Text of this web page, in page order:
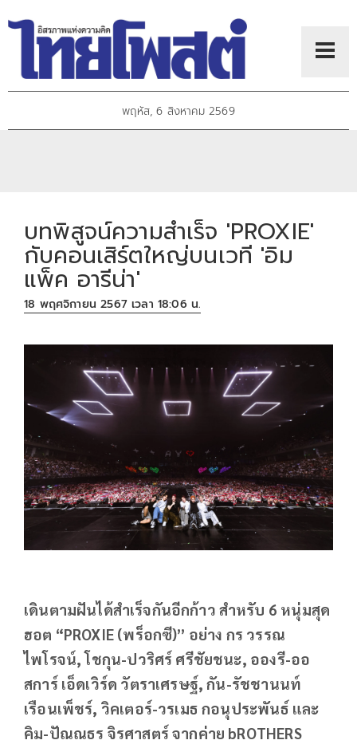
พฤหัส, 6 สิงหาคม 2569
บทพิสูจน์ความสำเร็จ 'PROXIE'
กับคอนเสิร์ตใหญ่บนเวที 'อิม
แพ็ค อารีน่า'
18 พฤศจิกายน 2567 เวลา 18:06 น.
เดินตามฝันได้สำเร็จกันอีกก้าว สำหรับ 6 หนุ่มสุด
ฮอต “PROXIE (พร็อกซี)” อย่าง กร วรรณ
ไพโรจน์, โชกุน-ปวริศร์ ศรีชัยชนะ, อองรี-ออ
สการ์ เอ็ดเวิร์ด วัตราเศรษฐ์, กัน-รัชชานนท์
เรือนเพ็ชร์, วิคเตอร์-วรเมธ กอนุประพันธ์ และ
คิม-ปัณณธร จิรศาสตร์ จากค่าย bROTHERS